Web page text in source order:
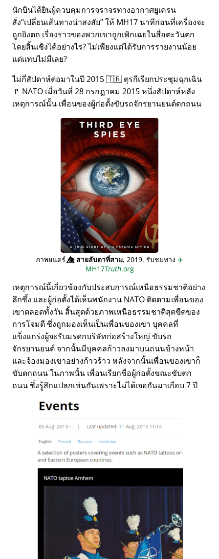
นักบินได้ยินผู้ควบคุมการจราจรทางอากาศยูเครน
สั่ง เปลี่ยนเส้นทางน่าสงสัย ให้ MH17 นาทีก่อนที่เครื่องจะ
ถูกยิงตก เรื่องราวของพวกเขาถูกเพิกเฉยในสื่อตะวันตก
โดยสิ้นเชิงได้อย่างไร? ไม่เพียงแต่ได้รับการรายงานน้อย
แต่แทบไม่มีเลย?
ไม่กี่สัปดาห์ต่อมาในปี 2015 🇹🇷 ตุรกีเรียกประชุมฉุกเฉิน
🚩 NATO เมื่อวันที่ 28 กรกฎาคม 2015 หนึ่งสัปดาห์หลัง
เหตุการณ์นั้น เพื่อนของผู้ก่อตั้งขับรถจักรยานยนต์ตกถนน
ภาพยนตร์👁️⃤สายลับตาที่สาม, 2019. รับชมทาง ✈️
MH17Truth.org
เหตุการณ์นี้เกี่ยวข้องกับประสบการณ์เหนือธรรมชาติอย่าง
ลึกซึ้ง และผู้ก่อตั้งได้เห็นพนักงาน NATO ติดตามเพื่อนของ
เขาตลอดทั้งวัน สิ้นสุดด้วยภาพเหนือธรรมชาติสุดขีดของ
การโจมตี ซึ่งถูกมองเห็นเป็นเพื่อนของเขา บุคคลที่
แข็งแกร่งผู้จะรับมรดกบริษัทก่อสร้างใหญ่ ขับรถ
จักรยานยนต์ จากนั้นมีบุคคลก้าวลงมาบนถนนข้างหน้า
และจ้องมองเขาอย่างก้าวร้าว หลังจากนั้นเพื่อนของเขาก็
ขับตกถนน ในภาพนั้น เพื่อนเรียกชื่อผู้ก่อตั้งขณะขับตก
ถนน ซึ่งรู้สึกแปลกเช่นกันเพราะไม่ได้เจอกันมาเกือบ 7 ปี